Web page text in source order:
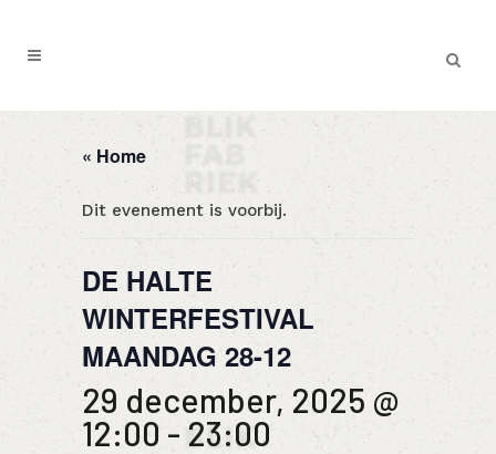
« Home
Dit evenement is voorbij.
DE HALTE
WINTERFESTIVAL
MAANDAG 28-12
29 december, 2025 @
12:00 - 23:00